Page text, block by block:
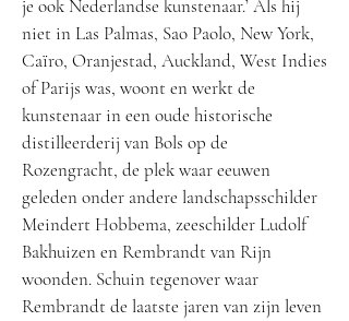
je ook Nederlandse kunstenaar.’ Als hij
niet in Las Palmas, Sao Paolo, New York,
Caïro, Oranjestad, Auckland, West Indies
of Parijs was, woont en werkt de
kunstenaar in een oude historische
distilleerderij van Bols op de
Rozengracht, de plek waar eeuwen
geleden onder andere landschapsschilder
Meindert Hobbema, zeeschilder Ludolf
Bakhuizen en Rembrandt van Rijn
woonden. Schuin tegenover waar
Rembrandt de laatste jaren van zijn leven